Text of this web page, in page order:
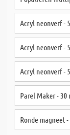
Acryl neonverf -
Acryl neonverf -
Acryl neonverf -
Parel Maker - 30
Ronde magneet